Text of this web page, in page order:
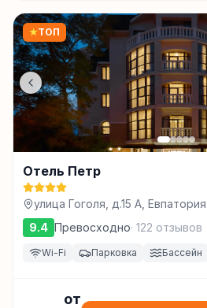
★ТОП
Отель Петр
улица Гоголя, д.15 А, Евпатория
9.4 Превосходно· 122 отзывов
Wi-Fi Парковка Бассейн
от